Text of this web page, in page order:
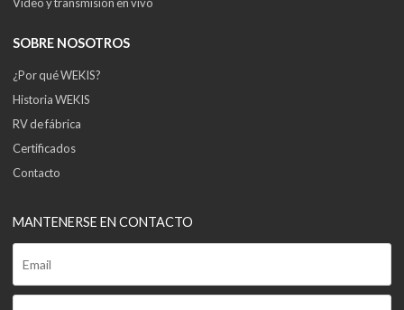
Video y transmisión en vivo
SOBRE NOSOTROS
¿Por qué WEKIS?
Historia WEKIS
RV de fábrica
Certificados
Contacto
MANTENERSE EN CONTACTO